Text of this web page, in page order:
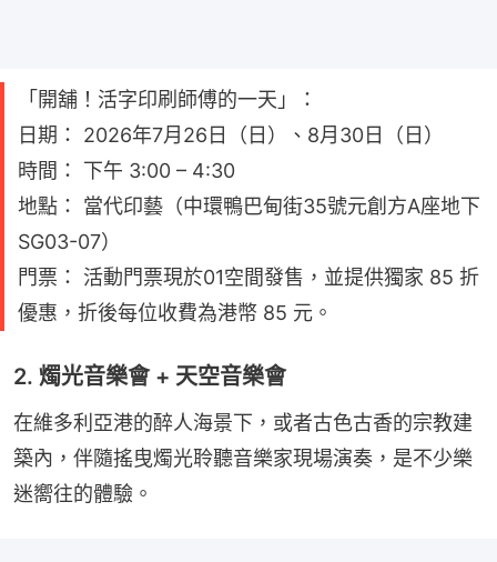
「開舖！活字印刷師傅的一天」：
日期： 2026年7月26日（日）、8月30日（日）
時間： 下午 3:00 – 4:30
地點： 當代印藝（中環鴨巴甸街35號元創方A座地下
SG03-07）
門票： 活動門票現於01空間發售，並提供獨家 85 折
優惠，折後每位收費為港幣 85 元。
2. 燭光音樂會 + 天空音樂會
在維多利亞港的醉人海景下，或者古色古香的宗教建
築內，伴隨搖曳燭光聆聽音樂家現場演奏，是不少樂
迷嚮往的體驗。